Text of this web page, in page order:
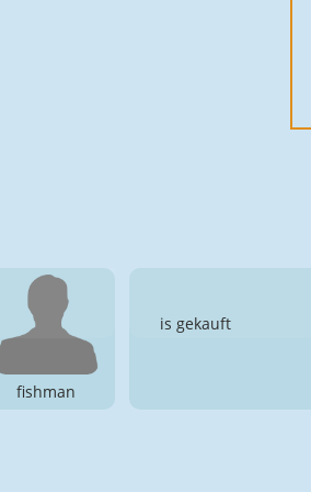
fishman
is gekauft